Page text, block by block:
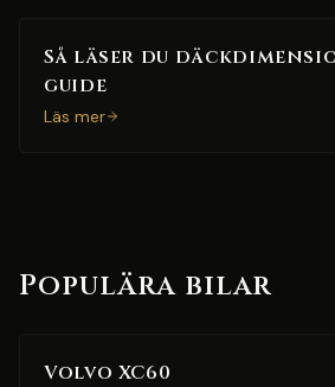
Så läser du
guide
Läs mer
Populära bilar
Volvo XC60